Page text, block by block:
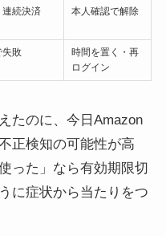
続決済 本人確認で解除
失敗
時間を置く・再
ログイン
たのに、今日Amazon
正検知の可能性が高
った」なら有効期限切
に症状から当たりをつ